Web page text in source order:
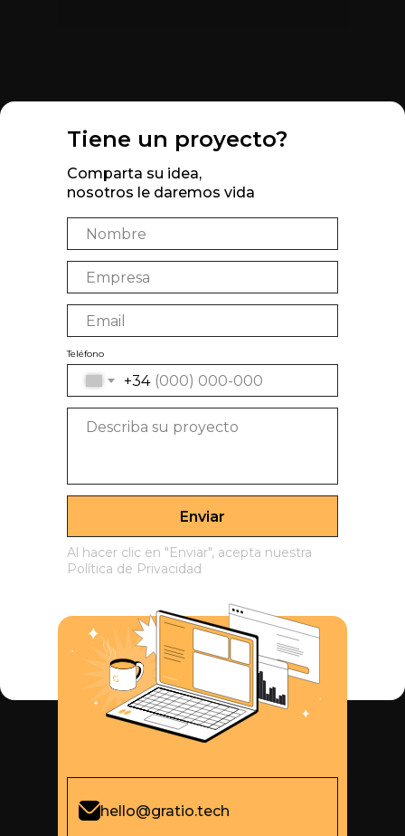
Tiene un proyecto?
Teléfono
+34
Enviar
Comparta su idea,
nosotros le daremos vida
Al hacer clic en "Enviar", acepta nuestra
Política de Privacidad
hello@gratio.tech